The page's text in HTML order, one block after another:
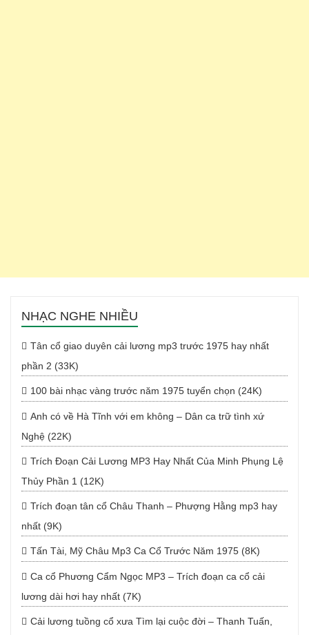
NHẠC NGHE NHIỀU
Tân cổ giao duyên cải lương mp3 trước 1975 hay nhất
phần 2 (33K)
100 bài nhạc vàng trước năm 1975 tuyển chọn (24K)
Anh có về Hà Tĩnh với em không – Dân ca trữ tình xứ
Nghệ (22K)
Trích Đoạn Cải Lương MP3 Hay Nhất Của Minh Phụng Lệ
Thủy Phần 1 (12K)
Trích đoạn tân cổ Châu Thanh – Phượng Hằng mp3 hay
nhất (9K)
Tấn Tài, Mỹ Châu Mp3 Ca Cổ Trước Năm 1975 (8K)
Ca cổ Phương Cẩm Ngọc MP3 – Trích đoạn ca cổ cải
lương dài hơi hay nhất (7K)
Cải lương tuồng cổ xưa Tìm lại cuộc đời – Thanh Tuấn,